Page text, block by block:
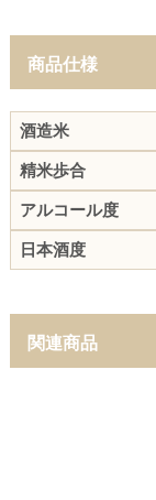
商品仕様
酒造米
精米歩合
アルコール度
日本酒度
関連商品